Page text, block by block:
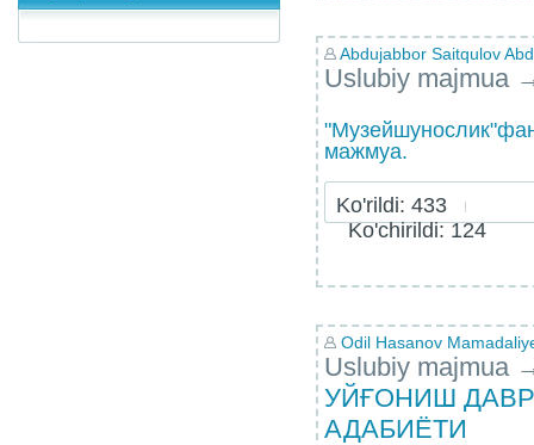
Abdujabbor Saitqulov
Uslubiy majmua
мажмуа.
Ko'rildi: 433
Ko'chirildi: 124
Odil Hasanov
Uslubiy majmua
УЙҒОНИШ
АДАБИЁТИ